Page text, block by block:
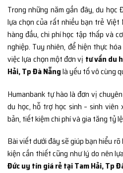
Trong những năm gần đây, du
lựa chọn của rất nhiều bạn trẻ Việt
hàng đầu, chi phí học tập thấp và
nghiệp. Tuy nhiên, để hiện thực
việc lựa chọn một đơn vị tư vấn du
Hải, Tp Đà Nẵnglà yếu tố vô cùng
Humanbank tự hào là đơn vị
du học, hỗ trợ học sinh – sinh
bản, tiết kiệm chi phí và gia tăng tỷ
Bài viết dưới đây sẽ giúp bạn hiểu
kiện cần thiết cũng như lý do nên
Đức uy tín giá rẻ tại Tam Hải, Tp